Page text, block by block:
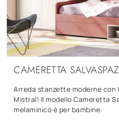
CAMERETTA
Arreda stanzette moderne con
Mistral! Il modello Cameretta
melaminico è per bambine.